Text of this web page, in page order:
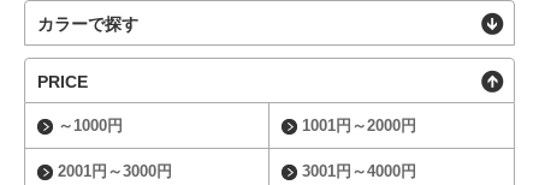
カラーで探す
PRICE
～1000円 1001円～2000円
2001円～3000円 3001円～4000円